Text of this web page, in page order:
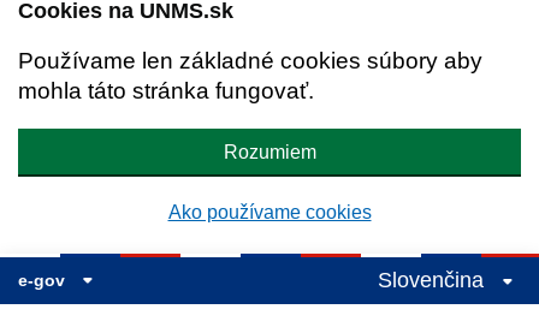
Cookies na UNMS.sk
Používame len základné cookies súbory aby
mohla táto stránka fungovať.
Rozumiem
Ako používame cookies
e-gov Slovenčina